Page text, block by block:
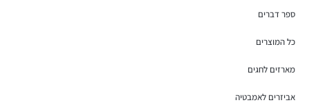
ספר דברים
כל המוצרים
מארזים לחגים
אביזרים לאמבטיה